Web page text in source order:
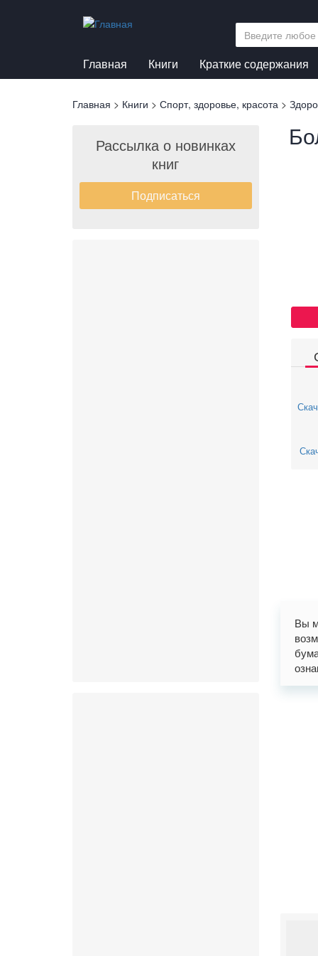
Главная Книги Краткие содержания
Вы
Главная > Книги > Спорт, здоровье, красота >
Рассылка о новинках
книг
Подписаться
Вы